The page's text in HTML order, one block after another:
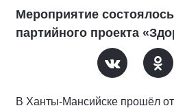
Мероприятие
партийного проекта
В Ханты-Мансийске прошёл